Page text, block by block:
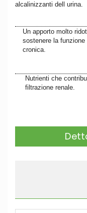
alcalinizzanti dell urina.
Un apporto molto
sostenere la
cronica.
Nutrienti che
filtrazione renale.